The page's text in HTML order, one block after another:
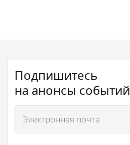
Подпишитесь
на анонсы событий